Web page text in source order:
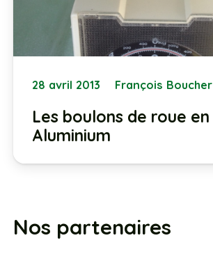
28 avril 2013 François Boucher
Les boulons de roue en
Aluminium
Nos partenaires